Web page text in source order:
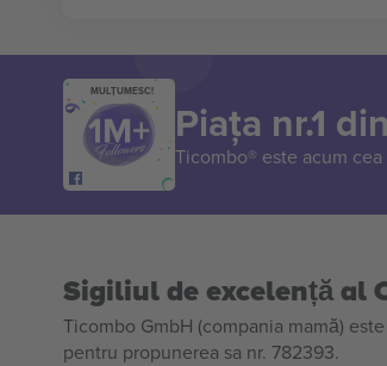
MULȚUMESC!
Piața nr.1
Ticombo® este acum
Sigiliul de excelență al
Ticombo GmbH (compania mamă)
pentru propunerea sa nr. 782393.